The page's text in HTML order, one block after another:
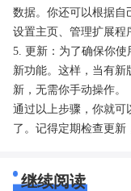
数据。你还可以根据自
设置主页、管理扩展程
5. 更新：为了确保你使
新功能。这样，当有新
新，无需你手动操作。
通过以上步骤，你就可
了。记得定期检查更新
继续阅读